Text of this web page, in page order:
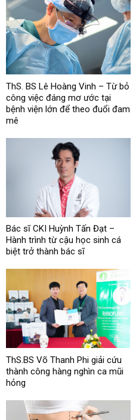
ThS. BS Lê Hoàng Vinh – Từ bỏ
công việc đáng mơ ước tại
bệnh viện lớn để theo đuổi đam
mê
Bác sĩ CKI Huỳnh Tấn Đạt –
Hành trình từ cậu học sinh cá
biệt trở thành bác sĩ
ThS.BS Võ Thanh Phi giải cứu
thành công hàng nghìn ca mũi
hỏng